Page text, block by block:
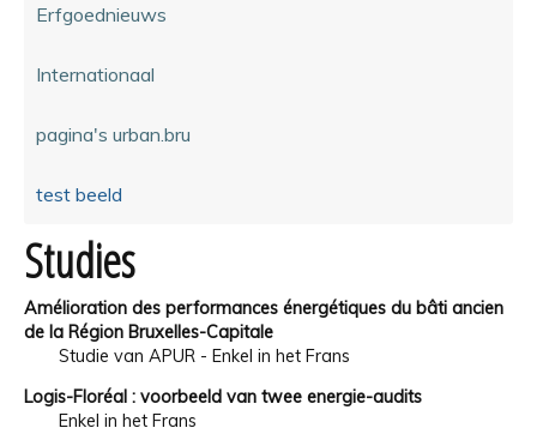
Erfgoednieuws
Internationaal
pagina's urban.bru
test beeld
Studies
Amélioration des performances énergétiques du bâti ancien
de la Région Bruxelles-Capitale
Studie van APUR - Enkel in het Frans
Logis-Floréal : voorbeeld van twee energie-audits
Enkel in het Frans